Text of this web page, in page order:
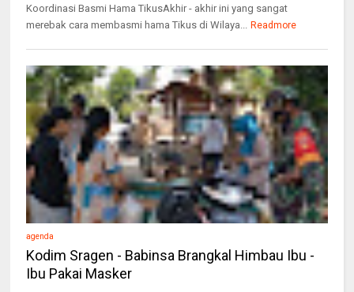
Koordinasi Basmi Hama TikusAkhir - akhir ini yang sangat
merebak cara membasmi hama Tikus di Wilaya... Readmore
agenda
Kodim Sragen - Babinsa Brangkal Himbau Ibu -
Ibu Pakai Masker